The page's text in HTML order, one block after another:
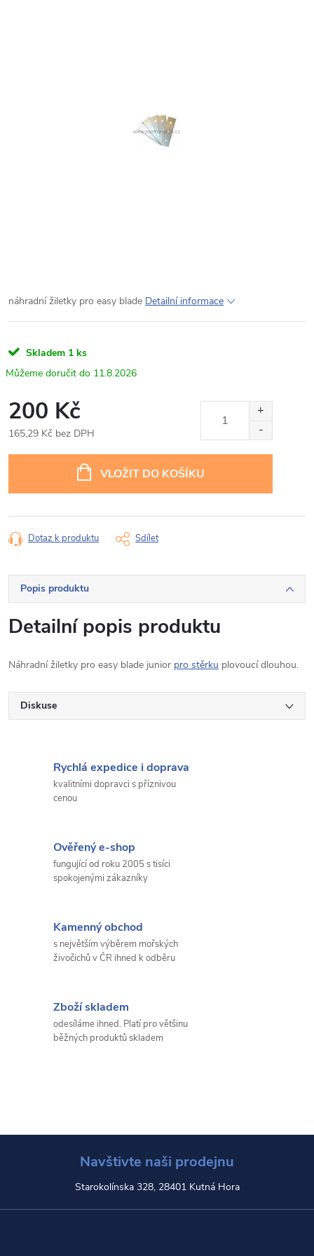
náhradní žiletky pro easy blade Detailní informace
Skladem 1 ks
11.8.2026
200 Kč
165,29 Kč bez DPH
VLOŽIT DO KOŠÍKU
Dotaz k produktu Sdílet
Popis produktu
Detailní popis produktu
Náhradní žiletky pro easy blade junior pro stěrku plovoucí dlouhou.
Diskuse
Rychlá expedice i doprava
kvalitními dopravci s příznivou
cenou
Ověřený e-shop
fungující od roku 2005 s tisíci
spokojenými zákazníky
Kamenný obchod
s největším výběrem mořských
živočichů v ČR ihned k odběru
Zboží skladem
odesíláme ihned. Platí pro většinu
běžných produktů skladem
Navštivte naši prodejnu
Starokolínska 328, 28401 Kutná Hora